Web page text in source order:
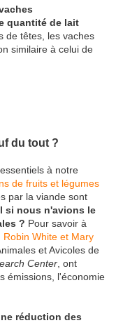
quantité de lait
de têtes, les vaches
similaire à celui de
du tout ?
à notre
de fruits et légumes
par la viande sont
si nous n'avions le
? Pour savoir à
Robin White et Mary
et Avicoles de
Center , ont
émissions, l'économie
réduction des